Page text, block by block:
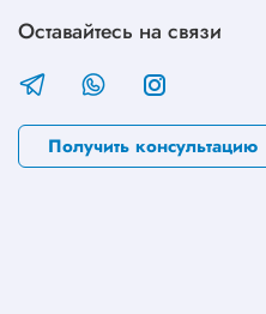
Оставайтесь на связи
Получить консультацию